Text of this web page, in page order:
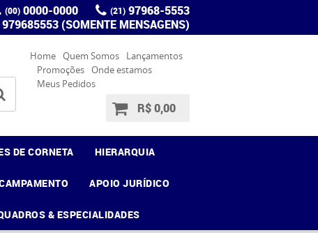
(00) 0000-0000 (21) 97968-5553
(SOMENTE MENSAGENS)
Home Quem Somos
Lançamentos
Promoções Onde estamos
Meus Pedidos
R$ 0,00
DE CORNETA HIERARQUIA
APOIO JURÍDICO
& ESPECIALIDADES